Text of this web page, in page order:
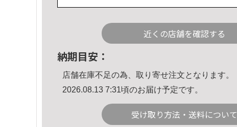
近くの店舗を確認する
納期目安：
店舗在庫不足の為、取り寄せ注文となります。
2026.08.13 7:31頃のお届け予定です。
受け取り方法・送料について